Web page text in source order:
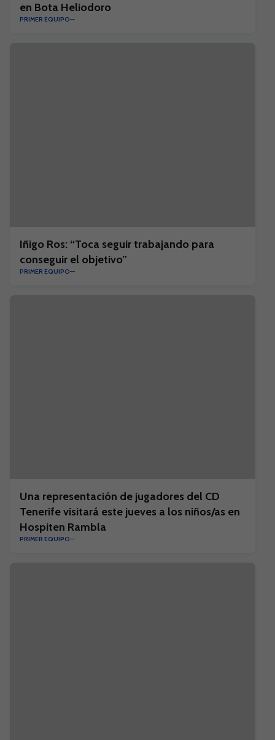
en Bota Heliodoro
PRIMER EQUIPO
Iñigo Ros: “Toca seguir trabajando para
conseguir el objetivo”
PRIMER EQUIPO
Una representación de jugadores del CD
Tenerife visitará este jueves a los niños/as en
Hospiten Rambla
PRIMER EQUIPO